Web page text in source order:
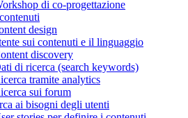
di co-progettazione
design
sui contenuti e il linguaggio
discovery
di ricerca (search keywords)
tramite analytics
sui forum
ai bisogni degli utenti